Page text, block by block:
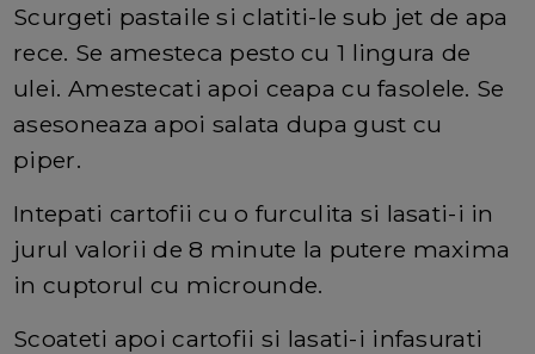
Scurgeti pastaile si clatiti-le sub jet de apa
rece. Se amesteca pesto cu 1 lingura de
ulei. Amestecati apoi ceapa cu fasolele. Se
asesoneaza apoi salata dupa gust cu
piper.
Intepati cartofii cu o furculita si lasati-i in
jurul valorii de 8 minute la putere maxima
in cuptorul cu microunde.
Scoateti apoi cartofii si lasati-i infasurati